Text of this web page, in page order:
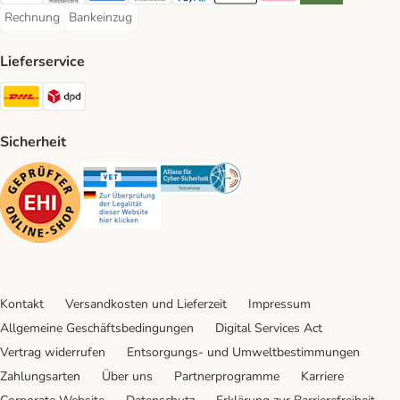
Rechnung
Rechnung Payment Method
Bankeinzug
Bankeinzug Payment Method
Lieferservice
DHL Shipping Method
Sicherheit
Security Security Security
Kontakt Versandkosten und Lieferzeit
Impressum
Allgemeine Geschäftsbedingungen
Digital Services Act
Vertrag widerrufen
Entsorgungs- und Umweltbestimmungen
Zahlungsarten
Über uns Partnerprogramme
Karriere